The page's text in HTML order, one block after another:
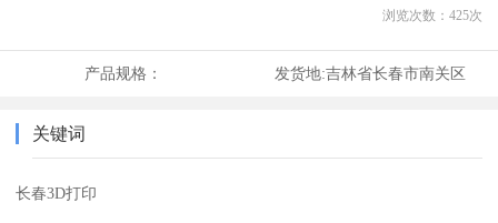
浏览次数： 425次
产品规格： 发货地:吉林省长春市南关区
关键词
长春3D打印